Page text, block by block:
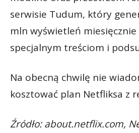
serwisie Tudum, który
mln wyświetleń miesięcznie
specjalnym treściom i
Na obecną chwilę nie
kosztować plan Netfliksa z
Źródło: about.netflix.com,